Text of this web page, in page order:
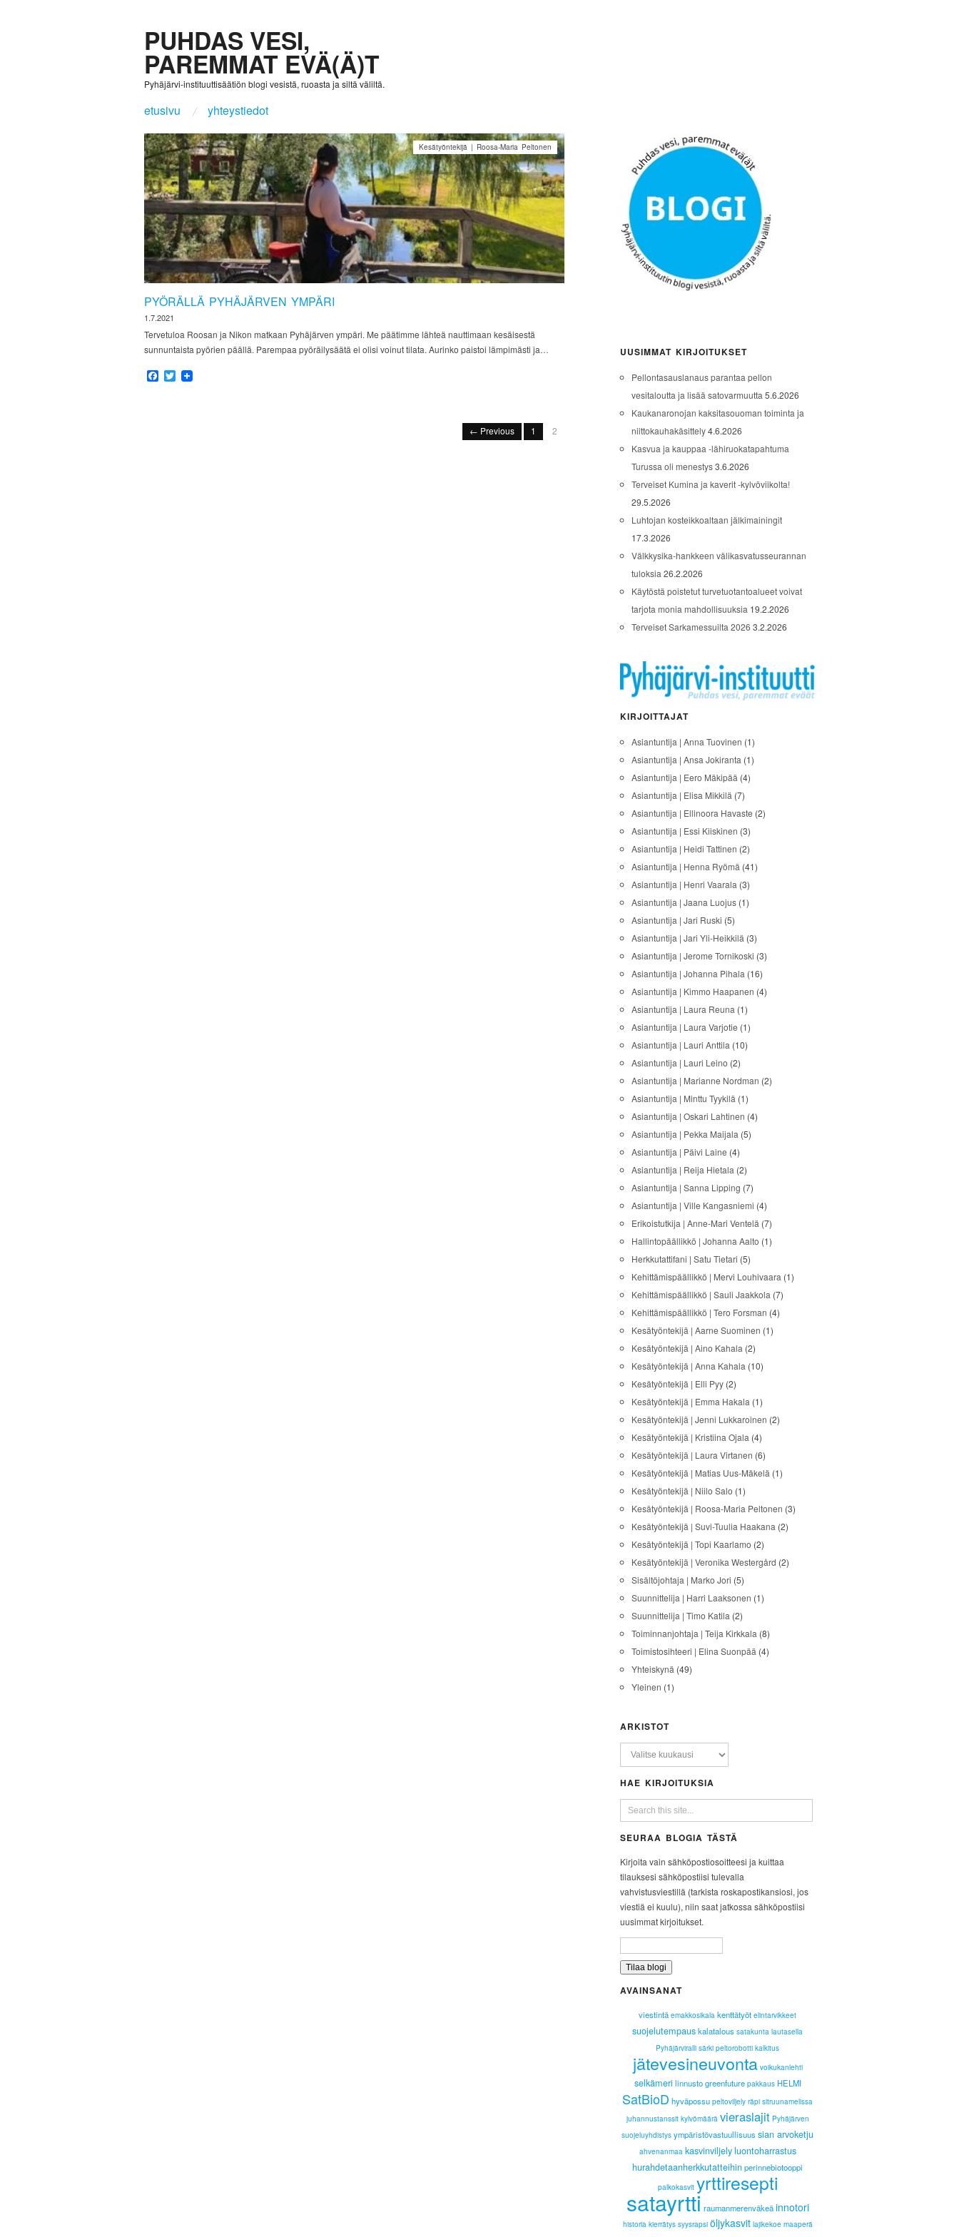
PUHDAS VESI,
PAREMMAT EVÄ(Ä)T
Pyhäjärvi-instituuttisäätiön blogi vesistä, ruoasta ja siltä väliltä.
etusivu yhteystiedot
PYÖRÄLLÄ PYHÄJÄRVEN YMPÄRI
1.7.2021
Kesätyöntekijä | Roosa-Maria Peltonen
Tervetuloa Roosan ja Nikon matkaan Pyhäjärven ympäri. Me päätimme lähteä nauttimaan kesäisestä
sunnuntaista pyörien päällä. Parempaa pyöräilysäätä ei olisi voinut tilata. Aurinko paistoi lämpimästi ja…
Facebook
Twitter
← Previous 1 2
UUSIMMAT KIRJOITUKSET
Pellontasauslanaus parantaa pellon
vesitaloutta ja lisää satovarmuutta 5.6.2026
Kaukanaronojan kaksitasouoman toiminta ja
niittokauhakäsittely 4.6.2026
Kasvua ja kauppaa -lähiruokatapahtuma
Turussa oli menestys 3.6.2026
Terveiset Kumina ja kaverit -kylvöviikolta!
29.5.2026
Luhtojan kosteikkoaltaan jälkimainingit
17.3.2026
Välkkysika-hankkeen välikasvatusseurannan
tuloksia 26.2.2026
Käytöstä poistetut turvetuotantoalueet voivat
tarjota monia mahdollisuuksia 19.2.2026
Terveiset Sarkamessuilta 2026 3.2.2026
KIRJOITTAJAT
Asiantuntija | Anna Tuovinen (1)
Asiantuntija | Ansa Jokiranta (1)
Asiantuntija | Eero Mäkipää (4)
Asiantuntija | Elisa Mikkilä (7)
Asiantuntija | Ellinoora Havaste (2)
Asiantuntija | Essi Kiiskinen (3)
Asiantuntija | Heidi Tattinen (2)
Asiantuntija | Henna Ryömä (41)
Asiantuntija | Henri Vaarala (3)
Asiantuntija | Jaana Luojus (1)
Asiantuntija | Jari Ruski (5)
Asiantuntija | Jari Yli-Heikkilä (3)
Asiantuntija | Jerome Tornikoski (3)
Asiantuntija | Johanna Pihala (16)
Asiantuntija | Kimmo Haapanen (4)
Asiantuntija | Laura Reuna (1)
Asiantuntija | Laura Varjotie (1)
Asiantuntija | Lauri Anttila (10)
Asiantuntija | Lauri Leino (2)
Asiantuntija | Marianne Nordman (2)
Asiantuntija | Minttu Tyykilä (1)
Asiantuntija | Oskari Lahtinen (4)
Asiantuntija | Pekka Maijala (5)
Asiantuntija | Päivi Laine (4)
Asiantuntija | Reija Hietala (2)
Asiantuntija | Sanna Lipping (7)
Asiantuntija | Ville Kangasniemi (4)
Erikoistutkija | Anne-Mari Ventelä (7)
Hallintopäällikkö | Johanna Aalto (1)
Herkkutattifani | Satu Tietari (5)
Kehittämispäällikkö | Mervi Louhivaara (1)
Kehittämispäällikkö | Sauli Jaakkola (7)
Kehittämispäällikkö | Tero Forsman (4)
Kesätyöntekijä | Aarne Suominen (1)
Kesätyöntekijä | Aino Kahala (2)
Kesätyöntekijä | Anna Kahala (10)
Kesätyöntekijä | Elli Pyy (2)
Kesätyöntekijä | Emma Hakala (1)
Kesätyöntekijä | Jenni Lukkaroinen (2)
Kesätyöntekijä | Kristiina Ojala (4)
Kesätyöntekijä | Laura Virtanen (6)
Kesätyöntekijä | Matias Uus-Mäkelä (1)
Kesätyöntekijä | Niilo Salo (1)
Kesätyöntekijä | Roosa-Maria Peltonen (3)
Kesätyöntekijä | Suvi-Tuulia Haakana (2)
Kesätyöntekijä | Topi Kaarlamo (2)
Kesätyöntekijä | Veronika Westergård (2)
Sisältöjohtaja | Marko Jori (5)
Suunnittelija | Harri Laaksonen (1)
Suunnittelija | Timo Katila (2)
Toiminnanjohtaja | Teija Kirkkala (8)
Toimistosihteeri | Elina Suonpää (4)
Yhteiskynä (49)
Yleinen (1)
ARKISTOT
HAE KIRJOITUKSIA
SEURAA BLOGIA TÄSTÄ
Kirjoita vain sähköpostiosoitteesi ja kuittaa
tilauksesi sähköpostiisi tulevalla
vahvistusviestillä (tarkista roskapostikansiosi, jos
viestiä ei kuulu), niin saat jatkossa sähköpostiisi
uusimmat kirjoitukset.
AVAINSANAT
viestintä emakkosikala kenttätyöt elintarvikkeet
suojelutempaus kalatalous satakunta lautasella
Pyhäjärviralli särki peltorobotti kalkitus
jätevesineuvonta voikukanlehti
selkämeri linnusto greenfuture pakkaus HELMI
SatBioD hyväpossu peltoviljely räpi sitruunamelissa
juhannustanssit kylvömäärä vieraslajit Pyhäjärven
suojeluyhdistys ympäristövastuullisuus sian arvoketju
ahvenanmaa kasvinviljelyluontoharrastus
hurahdetaanherkkutatteihin perinnebiotooppi
palkokasvit yrttiresepti
satayrtti raumanmerenväkeä innotori
historia kierrätys syysrapsi öljykasvit lajikekoe maaperä